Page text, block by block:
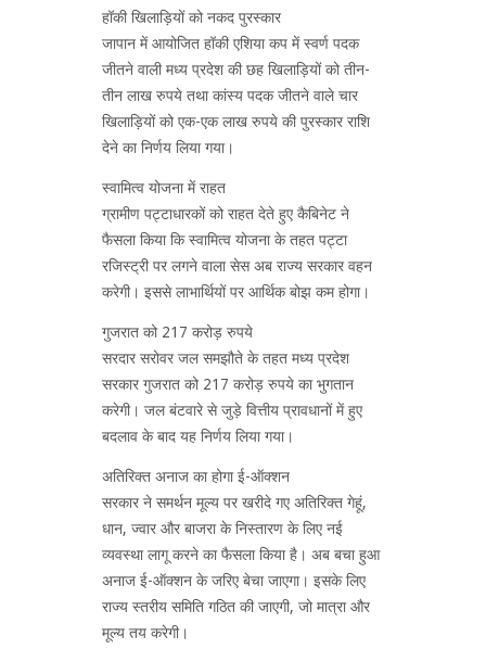
हॉकी खिलाड़ियों को नकद पुरस्कार
जापान में आयोजित हॉकी एशिया कप में स्वर्ण पदक
जीतने वाली मध्य प्रदेश की छह खिलाड़ियों को तीन-
तीन लाख रुपये तथा कांस्य पदक जीतने वाले चार
खिलाड़ियों को एक-एक लाख रुपये की पुरस्कार राशि
देने का निर्णय लिया गया।
स्वामित्व योजना में राहत
ग्रामीण पट्टाधारकों को राहत देते हुए कैबिनेट ने
फैसला किया कि स्वामित्व योजना के तहत पट्टा
रजिस्ट्री पर लगने वाला सेस अब राज्य सरकार वहन
करेगी। इससे लाभार्थियों पर आर्थिक बोझ कम होगा।
गुजरात को 217 करोड़ रुपये
सरदार सरोवर जल समझौते के तहत मध्य प्रदेश
सरकार गुजरात को 217 करोड़ रुपये का भुगतान
करेगी। जल बंटवारे से जुड़े वित्तीय प्रावधानों में हुए
बदलाव के बाद यह निर्णय लिया गया।
अतिरिक्त अनाज का होगा ई-ऑक्शन
सरकार ने समर्थन मूल्य पर खरीदे गए अतिरिक्त गेहूं,
धान, ज्वार और बाजरा के निस्तारण के लिए नई
व्यवस्था लागू करने का फैसला किया है। अब बचा हुआ
अनाज ई-ऑक्शन के जरिए बेचा जाएगा। इसके लिए
राज्य स्तरीय समिति गठित की जाएगी, जो मात्रा और
मूल्य तय करेगी।